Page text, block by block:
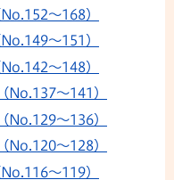
～168）
～151）
～148）
～141）
～136）
～128）
～119）